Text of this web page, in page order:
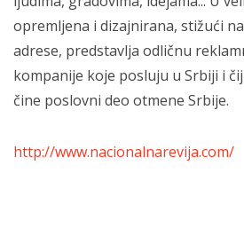
opremljena i dizajnirana, stižući
adrese, predstavlja odličnu
kompanije koje posluju u Srbiji i
čine poslovni deo otmene Srbije.
http://www.nacionalnarevija.com/